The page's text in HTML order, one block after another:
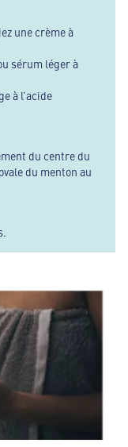
une crème à
sérum léger à
à l’acide
du centre du
du menton au